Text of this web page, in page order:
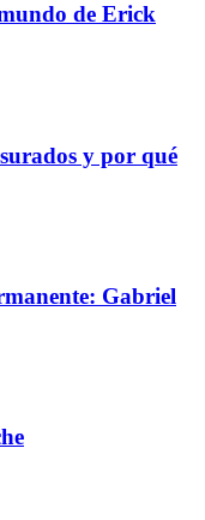
de Erick
y por qué
Gabriel